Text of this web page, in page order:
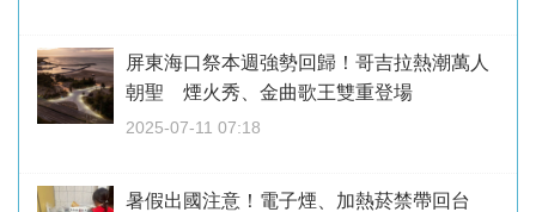
屏東海口祭本週強勢回歸！哥吉拉熱潮萬人
朝聖 煙火秀、金曲歌王雙重登場
2025-07-11 07:18
暑假出國注意！電子煙、加熱菸禁帶回台